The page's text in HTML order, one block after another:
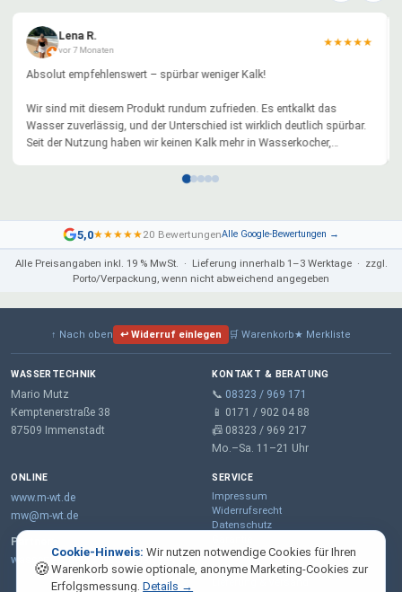
🍪
Cookie-Hinweis: Wir nutzen notwendige Cookies für Ihren
Warenkorb sowie optionale, anonyme Marketing-Cookies zur
Erfolgsmessung.Details →
Stephan Knieriem
vor 11 Monaten
★★★★★
Anlage läuft schon viele Jahre sehr gut. Ich hatte letztes Jahr eine
Kundenservice mit ein paar Ersatzteilen beheben konnte. Seit dem lief
die Anlage wieder einwandfrei
5,0★★★★★20 BewertungenAlle Google-Bewertungen →
Alle Preisangaben inkl. 19 % MwSt. · Lieferung innerhalb 1–3 Werktage · zzgl.
Porto/Verpackung, wenn nicht abweichend angegeben
↑ Nach oben ↩ Widerruf einlegen 🛒 Warenkorb★ Merkliste
WASSERTECHNIK
Mario Mutz
Kemptenerstraße 38
87509 Immenstadt
KONTAKT & BERATUNG
📞 08323 / 969 171
📱 0171 / 902 04 88
📠 08323 / 969 217
Mo.–Sa. 11–21 Uhr
ONLINE
www.m-wt.de
mw@m-wt.de
Partner:
wassertest.de – Wasseranalysen
SERVICE
Impressum
Widerrufsrecht
Datenschutz
AGB
Zahlungsarten